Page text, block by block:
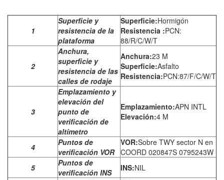
1
Superficie y
resistencia de la
plataforma
Superficie:Hormigón
Resistencia :PCN:
88/R/C/W/T
2
Anchura,
superficie y
resistencia de las
calles de rodaje
Anchura:23 M
Superficie:Asfalto
Resistencia:PCN:87/F/C/W/T
3
Emplazamiento y
elevación del
punto de
verificación de
altímetro
Emplazamiento:APN INTL
Elevación:4 M
4
Puntos de
verificación VOR
VOR:Sobre TWY sector N en
COORD 020847S 0795243W
5
Puntos de
verificación INS
INS:NIL